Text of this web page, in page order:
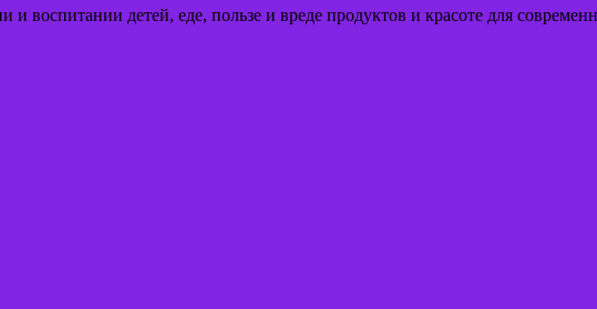
воспитании детей, еде, пользе и вреде продуктов и красоте для